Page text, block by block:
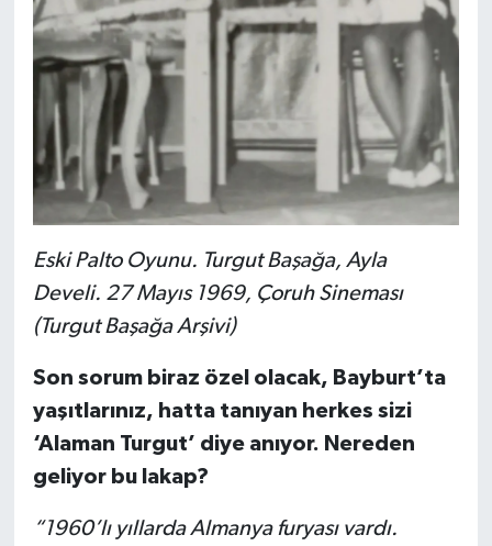
Eski Palto Oyunu. Turgut Başağa, Ayla
Develi. 27 Mayıs 1969, Çoruh Sineması
(Turgut Başağa Arşivi)
Son sorum biraz özel olacak, Bayburt’ta
yaşıtlarınız, hatta tanıyan herkes sizi
‘Alaman Turgut’ diye anıyor. Nereden
geliyor bu lakap?
“1960’lı yıllarda Almanya furyası vardı.